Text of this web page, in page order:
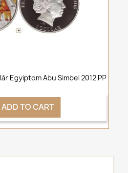
Egyiptom Abu Simbel 2012 PP
ADD TO CART